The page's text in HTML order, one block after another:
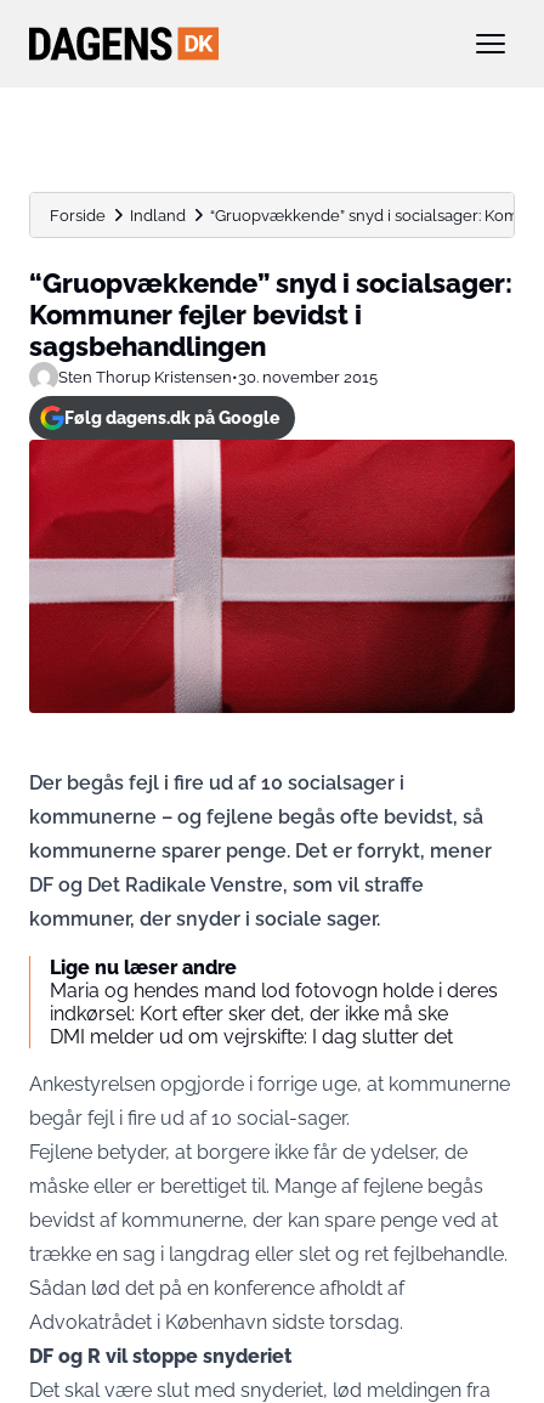
Forside Indland “Gruopvækkende” snyd i socialsager:
“Gruopvækkende” snyd i socialsager:
Kommuner fejler bevidst i
sagsbehandlingen
Sten Thorup Kristensen•30. november 2015
Følg dagens.dk på Google
Der begås fejl i fire ud af 10 socialsager i
kommunerne – og fejlene begås ofte bevidst, så
kommunerne sparer penge. Det er forrykt, mener
DF og Det Radikale Venstre, som vil straffe
kommuner, der snyder i sociale sager.
Lige nu læser andre
Maria og hendes mand lod fotovogn holde i deres
indkørsel: Kort efter sker det, der ikke må ske
DMI melder ud om vejrskifte: I dag slutter det
Ankestyrelsen opgjorde i forrige uge, at kommunerne
begår fejl i fire ud af 10 social-sager.
Fejlene betyder, at borgere ikke får de ydelser, de
måske eller er berettiget til. Mange af fejlene begås
bevidst af kommunerne, der kan spare penge ved at
trække en sag i langdrag eller slet og ret fejlbehandle.
Sådan lød det på en konference afholdt af
Advokatrådet i København sidste torsdag.
DF og R vil stoppe snyderiet
Det skal være slut med snyderiet, lød meldingen fra